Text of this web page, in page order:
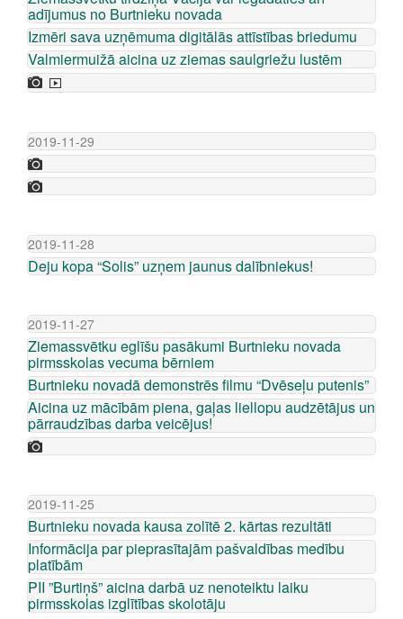
adījumus no Burtnieku novada
Izmēri sava uzņēmuma digitālās attīstības briedumu
Valmiermuižā aicina uz ziemas saulgriežu lustēm
2019-11-29
2019-11-28
Deju kopa “Solis” uzņem jaunus dalībniekus!
2019-11-27
Ziemassvētku eglīšu pasākumi Burtnieku novada
pirmsskolas vecuma bērniem
Burtnieku novadā demonstrēs filmu “Dvēseļu putenis”
Aicina uz mācībām piena, gaļas liellopu audzētājus un
pārraudzības darba veicējus!
2019-11-25
Burtnieku novada kausa zolītē 2. kārtas rezultāti
Informācija par pieprasītajām pašvaldības medību
platībām
PII ”Burtiņš” aicina darbā uz nenoteiktu laiku
pirmsskolas izglītības skolotāju